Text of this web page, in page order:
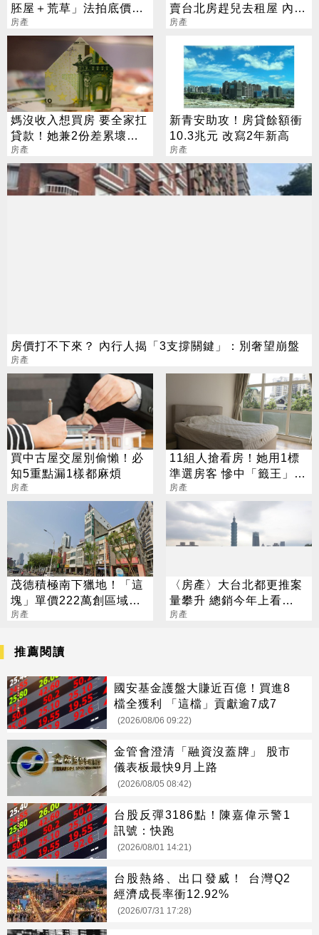
胚屋＋荒草」法拍底價11
億 專家也驚呆
房產
賣台北房趕兒去租屋 內行
勸：後代會罵死
房產
媽沒收入想買房 要全家扛
貸款！她兼2份差累壞：
憑什麼
房產
新青安助攻！房貸餘額衝
10.3兆元 改寫2年新高
房產
房價打不下來？ 內行人揭「3支撐關鍵」：別奢望崩盤
房產
買中古屋交屋別偷懶！必
知5重點漏1樣都麻煩
房產
11組人搶看房！她用1標
準選房客 慘中「籤王」超
後悔
房產
茂德積極南下獵地！「這
塊」單價222萬創區域新
高
房產
〈房產〉大台北都更推案
量攀升 總銷今年上看
1400億元
房產
推薦閱讀
國安基金護盤大賺近百億！買進8
檔全獲利 「這檔」貢獻逾7成7
(2026/08/06 09:22)
金管會澄清「融資沒蓋牌」 股市
儀表板最快9月上路
(2026/08/05 08:42)
台股反彈3186點！陳嘉偉示警1
訊號：快跑
(2026/08/01 14:21)
台股熱絡、出口發威！ 台灣Q2
經濟成長率衝12.92%
(2026/07/31 17:28)